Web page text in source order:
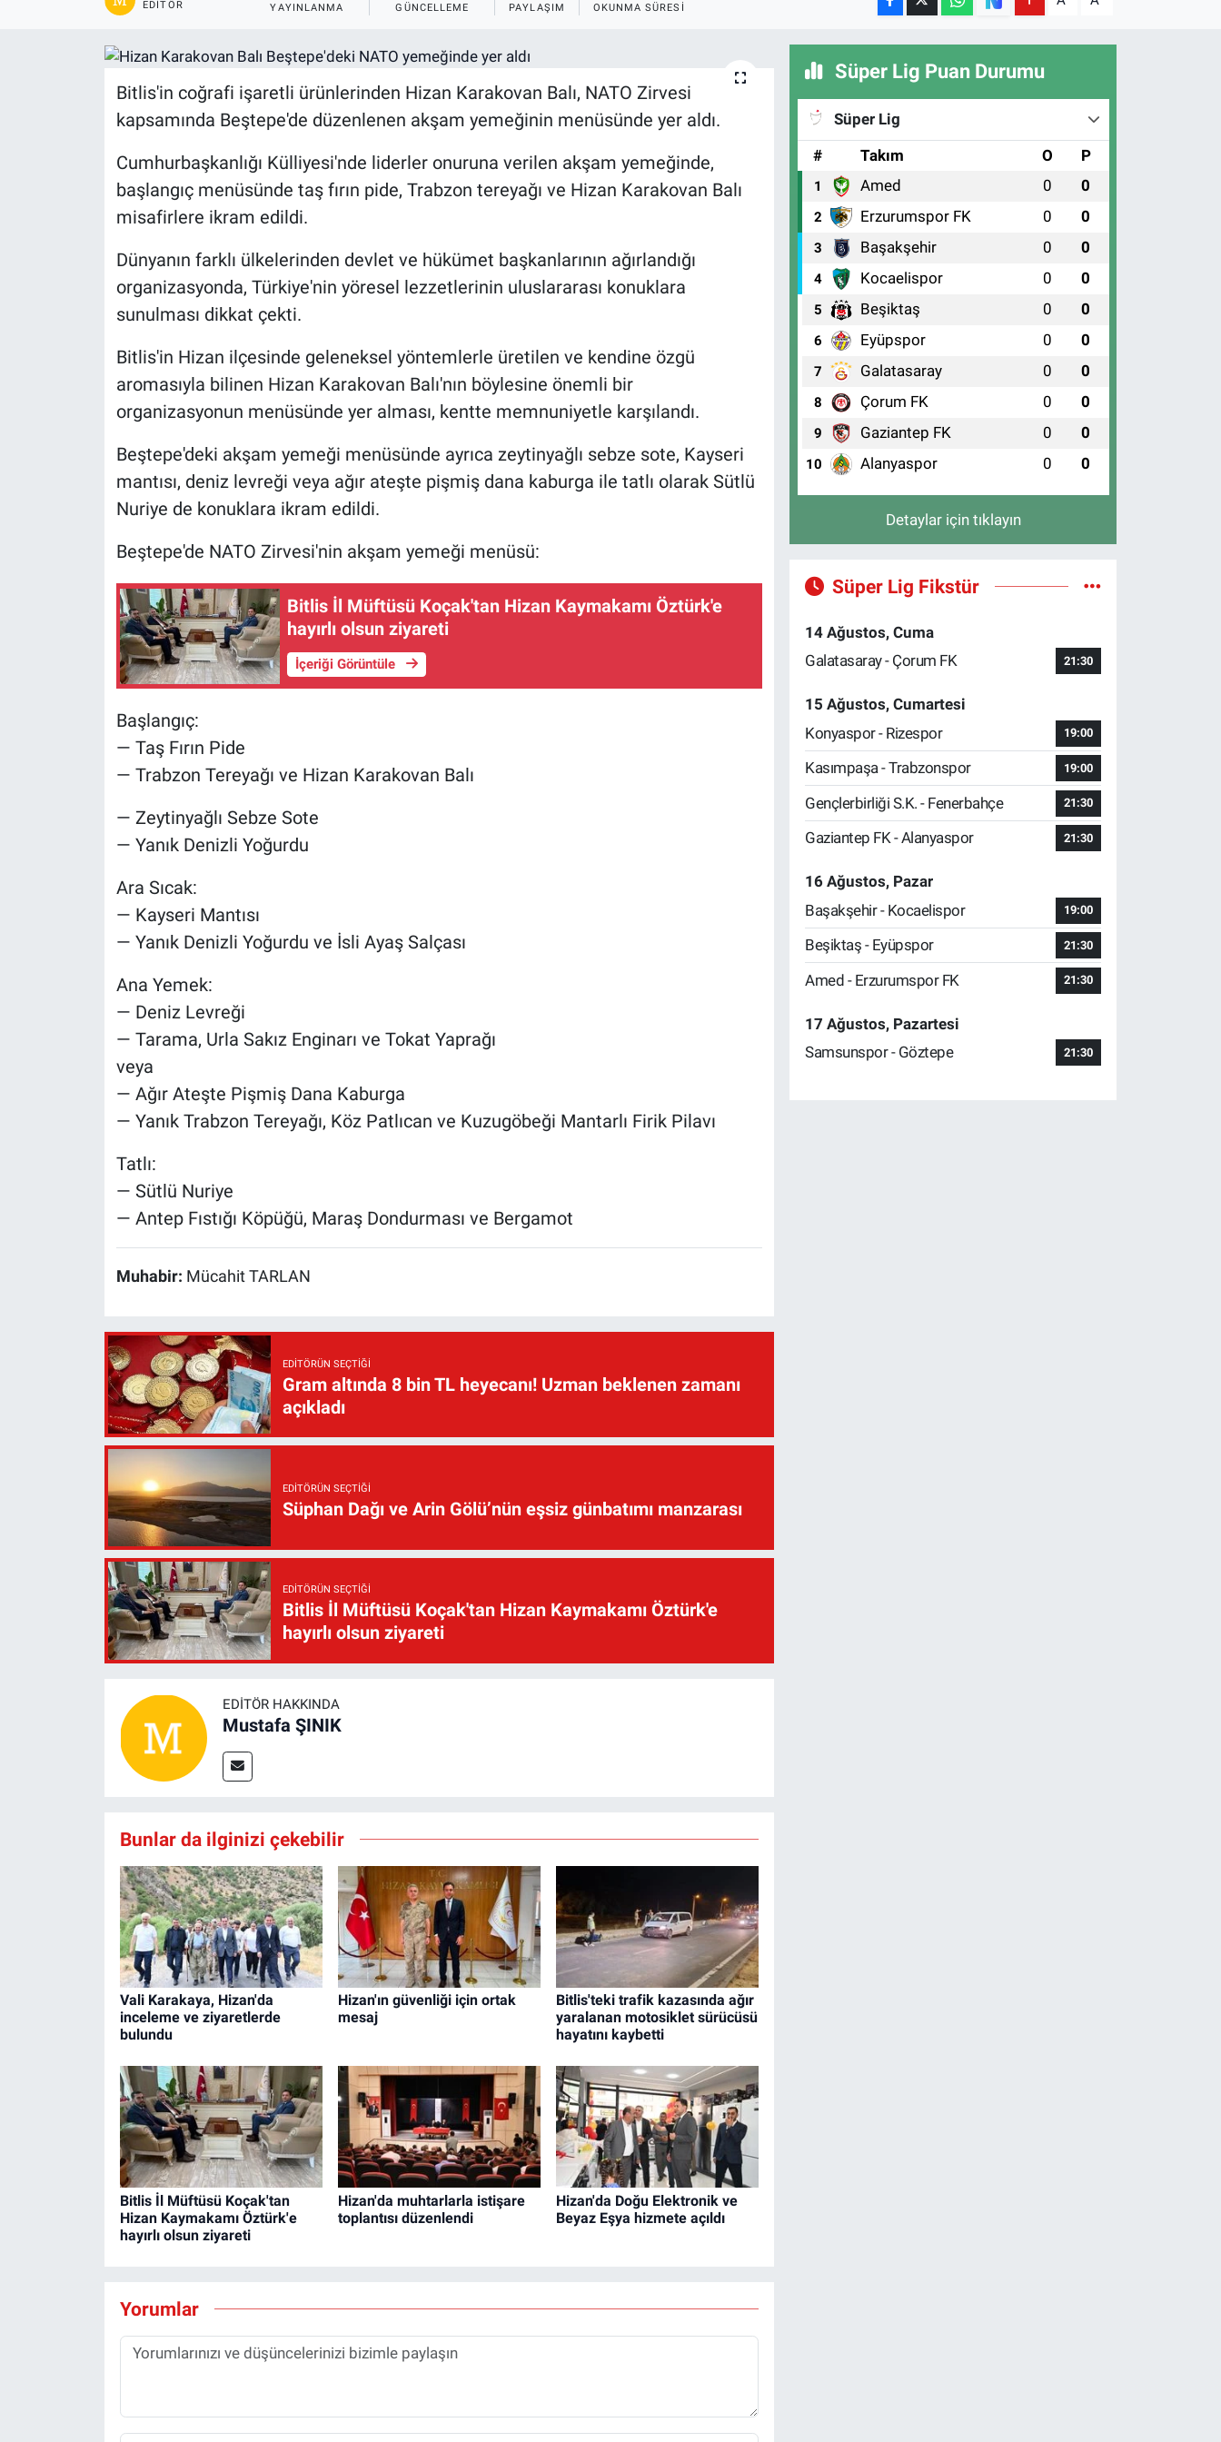
EDITÖR YAYINLANMA GÜNCELLEME PAYLAŞIM OKUNMA SÜRESI
Bitlis'in coğrafi işaretli ürünlerinden Hizan Karakovan Balı, NATO Zirvesi
kapsamında Beştepe'de düzenlenen akşam yemeğinin menüsünde yer aldı.
Cumhurbaşkanlığı Külliyesi'nde liderler onuruna verilen akşam yemeğinde,
başlangıç menüsünde taş fırın pide, Trabzon tereyağı ve Hizan Karakovan Balı
misafirlere ikram edildi.
Dünyanın farklı ülkelerinden devlet ve hükümet başkanlarının ağırlandığı
organizasyonda, Türkiye'nin yöresel lezzetlerinin uluslararası konuklara
sunulması dikkat çekti.
Bitlis'in Hizan ilçesinde geleneksel yöntemlerle üretilen ve kendine özgü
aromasıyla bilinen Hizan Karakovan Balı'nın böylesine önemli bir
organizasyonun menüsünde yer alması, kentte memnuniyetle karşılandı.
Beştepe'deki akşam yemeği menüsünde ayrıca zeytinyağlı sebze sote, Kayseri
mantısı, deniz levreği veya ağır ateşte pişmiş dana kaburga ile tatlı olarak Sütlü
Nuriye de konuklara ikram edildi.
Beştepe'de NATO Zirvesi'nin akşam yemeği menüsü:
Bitlis İl Müftüsü Koçak'tan Hizan Kaymakamı Öztürk'e
hayırlı olsun ziyareti
İçeriği Görüntüle
Başlangıç:
— Taş Fırın Pide
— Trabzon Tereyağı ve Hizan Karakovan Balı
— Zeytinyağlı Sebze Sote
— Yanık Denizli Yoğurdu
Ara Sıcak:
— Kayseri Mantısı
— Yanık Denizli Yoğurdu ve İsli Ayaş Salçası
Ana Yemek:
— Deniz Levreği
— Tarama, Urla Sakız Enginarı ve Tokat Yaprağı
veya
— Ağır Ateşte Pişmiş Dana Kaburga
— Yanık Trabzon Tereyağı, Köz Patlıcan ve Kuzugöbeği Mantarlı Firik Pilavı
Tatlı:
— Sütlü Nuriye
— Antep Fıstığı Köpüğü, Maraş Dondurması ve Bergamot
Muhabir: Mücahit TARLAN
EDITÖRÜN SEÇTIĞI
Gram altında 8 bin TL heyecanı! Uzman beklenen zamanı
açıkladı
EDITÖRÜN SEÇTIĞI
Süphan Dağı ve Arin Gölü’nün eşsiz günbatımı manzarası
EDITÖRÜN SEÇTIĞI
Bitlis İl Müftüsü Koçak'tan Hizan Kaymakamı Öztürk'e
hayırlı olsun ziyareti
EDITÖR HAKKINDA
Mustafa ŞINIK
Bunlar da ilginizi çekebilir
Vali Karakaya, Hizan'da
inceleme ve ziyaretlerde
bulundu
Hizan'ın güvenliği için ortak
mesaj
Bitlis'teki trafik kazasında ağır
yaralanan motosiklet sürücüsü
hayatını kaybetti
Bitlis İl Müftüsü Koçak'tan
Hizan Kaymakamı Öztürk'e
hayırlı olsun ziyareti
Hizan'da muhtarlarla istişare
toplantısı düzenlendi
Hizan'da Doğu Elektronik ve
Beyaz Eşya hizmete açıldı
Yorumlar
Süper Lig Puan Durumu
Süper Lig
#
Takım O P
1 Amed 0 0
2 Erzurumspor FK 0 0
3 Başakşehir 0 0
4 Kocaelispor 0 0
5 Beşiktaş 0 0
6 Eyüpspor 0 0
7 Galatasaray 0 0
8 Çorum FK 0 0
9 Gaziantep FK 0 0
10 Alanyaspor 0 0
Detaylar için tıklayın
Süper Lig Fikstür
14 Ağustos, Cuma
Galatasaray - Çorum FK
21:30
15 Ağustos, Cumartesi
Konyaspor - Rizespor
19:00
Kasımpaşa - Trabzonspor 19:00
Gençlerbirliği S.K. - Fenerbahçe 21:30
Gaziantep FK - Alanyaspor 21:30
16 Ağustos, Pazar
Başakşehir - Kocaelispor
19:00
Beşiktaş - Eyüpspor 21:30
Amed - Erzurumspor FK 21:30
17 Ağustos, Pazartesi
Samsunspor - Göztepe
21:30
Resmi İlanlar